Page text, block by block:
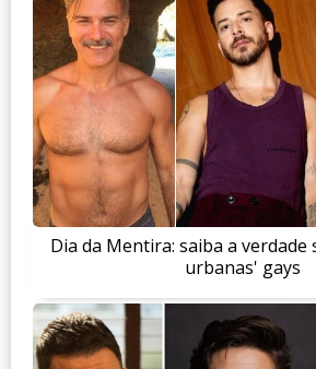
Dia da Mentira: saiba a verdade
urbanas' gays